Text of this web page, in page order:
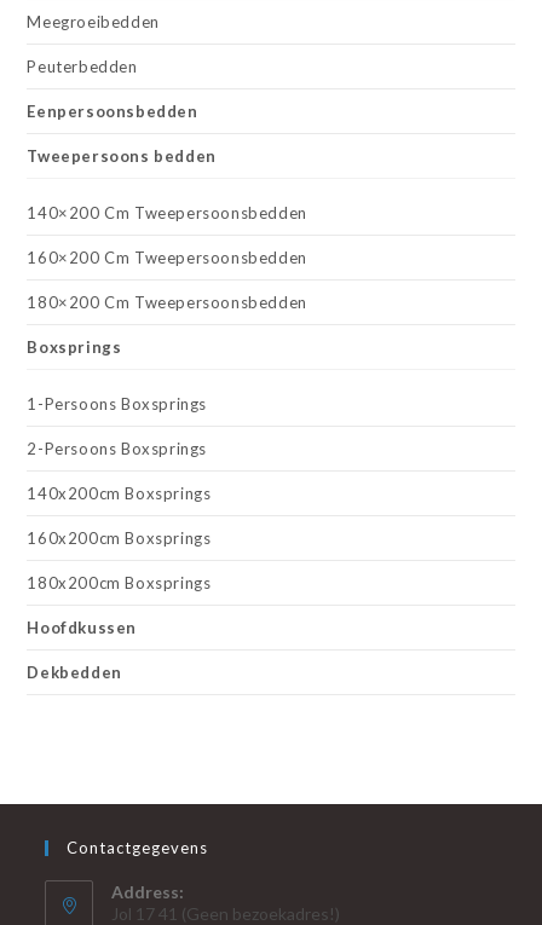
Meegroeibedden
Peuterbedden
Eenpersoonsbedden
Tweepersoons bedden
140×200 Cm Tweepersoonsbedden
160×200 Cm Tweepersoonsbedden
180×200 Cm Tweepersoonsbedden
Boxsprings
1-Persoons Boxsprings
2-Persoons Boxsprings
140x200cm Boxsprings
160x200cm Boxsprings
180x200cm Boxsprings
Hoofdkussen
Dekbedden
Contactgegevens
Address:
Jol 17 41 (Geen bezoekadres!)